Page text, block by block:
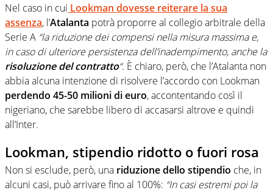
Nel caso in cui Lookman dovesse reiterare la sua
assenza, l’Atalanta potrà proporre al collegio arbitrale della
Serie A “la riduzione dei compensi nella misura massima e,
in caso di ulteriore persistenza dell’inadempimento, anche la
risoluzione del contratto“. È chiaro, però, che l’Atalanta non
abbia alcuna intenzione di risolvere l’accordo con Lookman
perdendo 45-50 milioni di euro, accontentando così il
nigeriano, che sarebbe libero di accasarsi altrove e quindi
all’Inter.
Lookman, stipendio ridotto o fuori rosa
Non si esclude, però, una riduzione dello stipendio che, in
alcuni casi, può arrivare fino al 100%: “In casi estremi poi la